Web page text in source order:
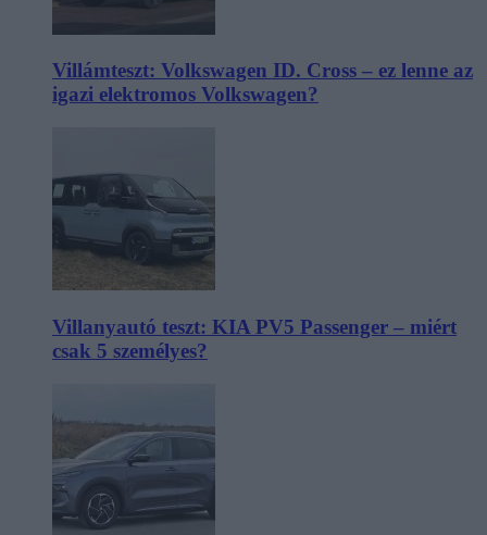
Villámteszt: Volkswagen ID. Cross – ez lenne az
igazi elektromos Volkswagen?
Villanyautó teszt: KIA PV5 Passenger – miért
csak 5 személyes?